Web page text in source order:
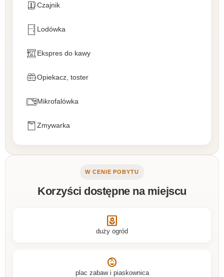
Czajnik
Lodówka
Ekspres do kawy
Opiekacz, toster
Mikrofalówka
Zmywarka
W CENIE POBYTU
Korzyści dostępne na miejscu
yard
duży ogród
child_care
plac zabaw i piaskownica